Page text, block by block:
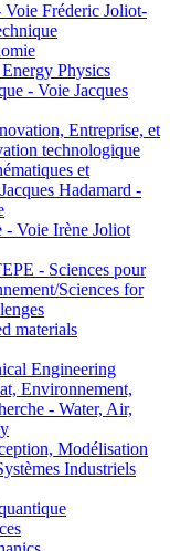
Fréderic Joliot-
Physics
- Voie Jacques
Entreprise, et
technologique
et
Hadamard -
Voie Irène Joliot
- Sciences pour
Sciences for
materials
Engineering
Environnement,
- Water, Air,
Modélisation
Industriels